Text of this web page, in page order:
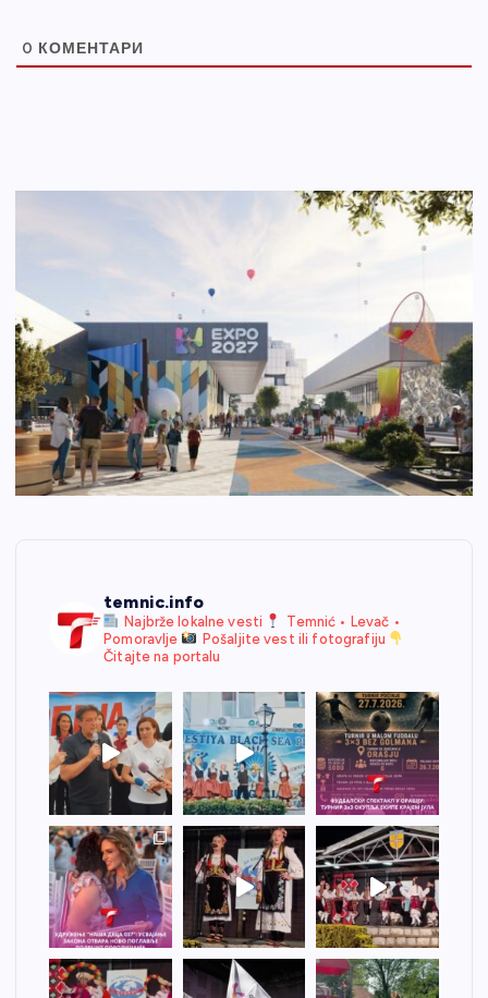
0 КОМЕНТАРИ
temnic.info
Najbrže lokalne vesti
Temnić • Levač •
Pomoravlje
Pošaljite vest ili fotografiju
Čitajte na portalu